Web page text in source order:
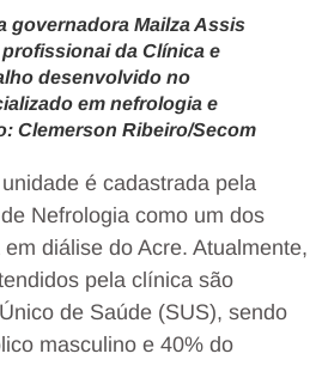
governadora Mailza Assis
da Clínica e
desenvolvido no
em nefrologia e
Clemerson Ribeiro/Secom
é cadastrada pela
Nefrologia como um dos
diálise do Acre. Atualmente,
pela clínica são
de Saúde (SUS), sendo
masculino e 40% do